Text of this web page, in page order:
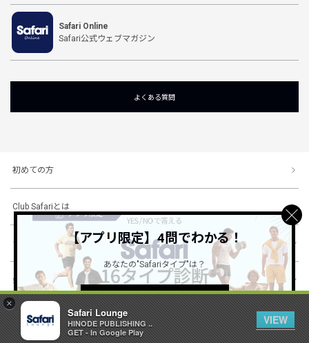
×
Safari Lounge
HINODE PUBLISHING ..
GET - In Google Play
VIEW
Safari Online
Safari公式ウェブマガジン
よくある質問
初めての方
Club Safariとは
ショッピングガイド
会社概要・規約
© 1996-2026 HINODE PUBLISHING co., ltd. All Rights Reserved.
【アプリ限定】4問でわかる！
あなたの"Safariタイプ"は？
詳しくはこちら ＞